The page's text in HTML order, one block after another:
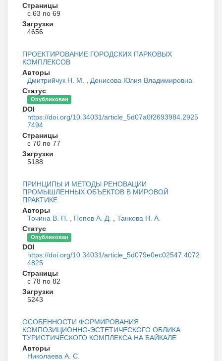
Страницы
с 63 по 69
Загрузки
4656
ПРОЕКТИРОВАНИЕ ГОРОДСКИХ ПАРКОВЫХ
КОМПЛЕКСОВ
Авторы
Дмитрийчук Н. М. , Денисова Юлия Владимировна
Статус
Опубликован
DOI
https://doi.org/10.34031/article_5d07a0f2693984.2925
7494
Страницы
с 70 по 77
Загрузки
5188
ПРИНЦИПЫ И МЕТОДЫ РЕНОВАЦИИ
ПРОМЫШЛЕННЫХ ОБЪЕКТОВ В МИРОВОЙ
ПРАКТИКЕ
Авторы
Точина В. П. , Попов А. Д. , Танкова Н. А.
Статус
Опубликован
DOI
https://doi.org/10.34031/article_5d079e0ec02547.4072
4825
Страницы
с 78 по 82
Загрузки
5243
ОСОБЕННОСТИ ФОРМИРОВАНИЯ
КОМПОЗИЦИОННО-ЭСТЕТИЧЕСКОГО ОБЛИКА
ТУРИСТИЧЕСКОГО КОМПЛЕКСА НА БАЙКАЛЕ
Авторы
Николаева А. С.